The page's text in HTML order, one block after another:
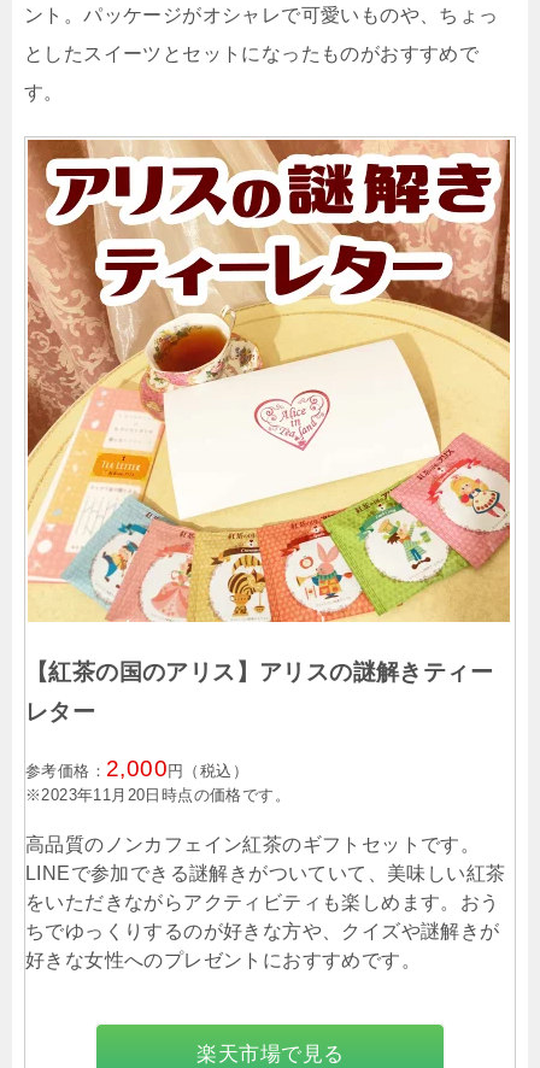
ント。パッケージがオシャレで可愛いものや、ちょっ
としたスイーツとセットになったものがおすすめで
す。
【紅茶の国のアリス】アリスの謎解きティー
レター
参考価格： 2,000 円（税込）
※2023年11月20日時点の価格です。
高品質のノンカフェイン紅茶のギフトセットです。
LINEで参加できる謎解きがついていて、美味しい紅茶
をいただきながらアクティビティも楽しめます。おう
ちでゆっくりするのが好きな方や、クイズや謎解きが
好きな女性へのプレゼントにおすすめです。
楽天市場で見る